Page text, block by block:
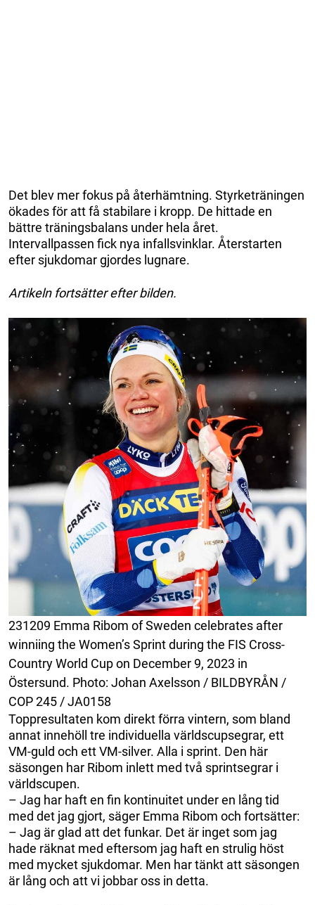
Det blev mer fokus på återhämtning. Styrketräningen
ökades för att få stabilare i kropp. De hittade en
bättre träningsbalans under hela året.
Intervallpassen fick nya infallsvinklar. Återstarten
efter sjukdomar gjordes lugnare.
Artikeln fortsätter efter bilden.
231209 Emma Ribom of Sweden celebrates after
winniing the Women’s Sprint during the FIS Cross-
Country World Cup on December 9, 2023 in
Östersund. Photo: Johan Axelsson / BILDBYRÅN /
COP 245 / JA0158
Toppresultaten kom direkt förra vintern, som bland
annat innehöll tre individuella världscupsegrar, ett
VM-guld och ett VM-silver. Alla i sprint. Den här
säsongen har Ribom inlett med två sprintsegrar i
världscupen.
– Jag har haft en fin kontinuitet under en lång tid
med det jag gjort, säger Emma Ribom och fortsätter:
– Jag är glad att det funkar. Det är inget som jag
hade räknat med eftersom jag haft en strulig höst
med mycket sjukdomar. Men har tänkt att säsongen
är lång och att vi jobbar oss in detta.